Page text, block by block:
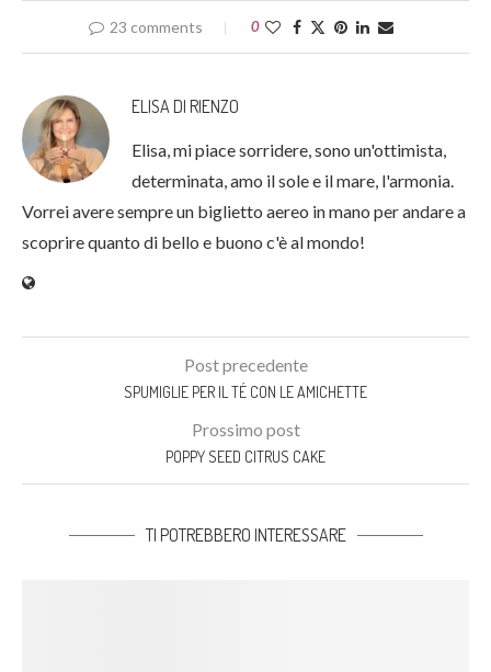
23 comments 0
ELISA DI RIENZO
Elisa, mi piace sorridere, sono un'ottimista,
determinata, amo il sole e il mare, l'armonia.
Vorrei avere sempre un biglietto aereo in mano per andare a
scoprire quanto di bello e buono c'è al mondo!
Post precedente
SPUMIGLIE PER IL TÉ CON LE AMICHETTE
Prossimo post
POPPY SEED CITRUS CAKE
TI POTREBBERO INTERESSARE